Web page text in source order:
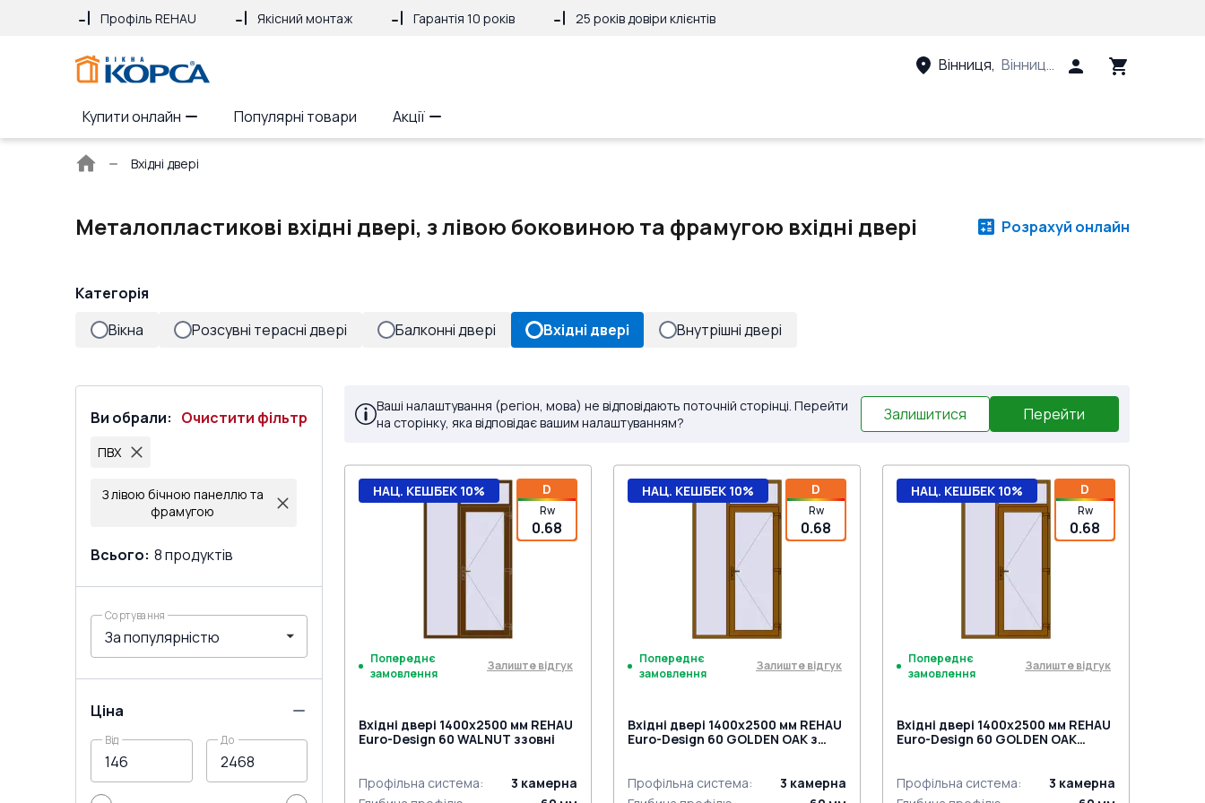
Профіль REHAU Якісний монтаж Гарантія 10 років 25 років довіри клієнтів
Вінниця, Вінницький район, Вінницька
Купити онлайн Популярні товари Акції
Головна
Вхідні двері
Металопластикові вхідні двері, з лівою боковиною та фрамугою вхідні двері Розрахуй онлайн
Категорія
Вікна
Розсувні терасні двері Балконні двері Вхідні двері Внутрішні двері
Ви обрали: Очистити фільтр
ПВХ
З лівою бічною панеллю та
фрамугою
Всього: 8продуктів
Сортування
Ціна
Від До
Ваші налаштування (регіон, мова) не відповідають поточній сторінці. Перейти
на сторінку, яка відповідає вашим налаштуванням?
Залишитися Перейти
D
Rw
0.68
НАЦ. КЕШБЕК 10%
Попереднє
замовлення
Залиште відгук
Вхідні двері 1400x2500 мм REHAU
Euro-Design 60 WALNUT ззовні
Профільна система: 3 камерна
D
Rw
0.68
НАЦ. КЕШБЕК 10%
Попереднє
замовлення
Залиште відгук
Вхідні двері 1400x2500 мм REHAU
Euro-Design 60 GOLDEN OAK з
Профільна система: 3 камерна
D
Rw
0.68
НАЦ. КЕШБЕК 10%
Попереднє
замовлення
Залиште відгук
Вхідні двері 1400x2500 мм REHAU
Euro-Design 60 GOLDEN OAK
Профільна система: 3 камерна